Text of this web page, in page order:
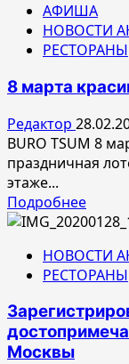
Самая
с
шоу-
АФИША
НОВОСТИ
РЕСТОРАНЫ
8 марта
Редактор
BURO TSUM 8
праздничная
этаже...
Подробнее
8
марта
и
НОВОСТИ
РЕСТОРАНЫ
Москвы